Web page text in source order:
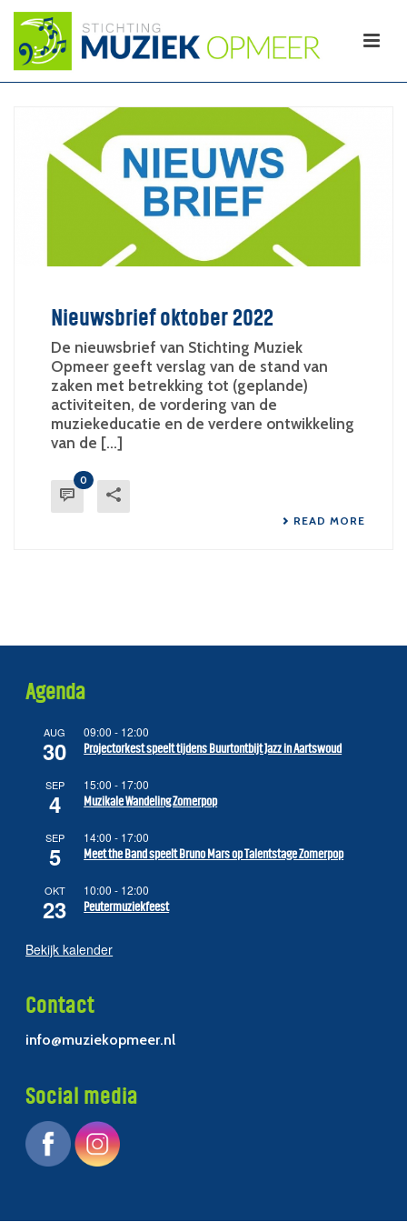
Nieuwsbrief oktober 2022
De nieuwsbrief van Stichting Muziek
Opmeer geeft verslag van de stand van
zaken met betrekking tot (geplande)
activiteiten, de vordering van de
muziekeducatie en de verdere ontwikkeling
van de [...]
0
READ MORE
Agenda
AUG
30
09:00 - 12:00
Projectorkest speelt tijdens Buurtontbijt Jazz in Aartswoud
SEP
4
15:00 - 17:00
Muzikale Wandeling Zomerpop
SEP
5
14:00 - 17:00
Meet the Band speelt Bruno Mars op Talentstage Zomerpop
OKT
23
10:00 - 12:00
Peutermuziekfeest
Bekijk kalender
Contact
info@muziekopmeer.nl
Social media